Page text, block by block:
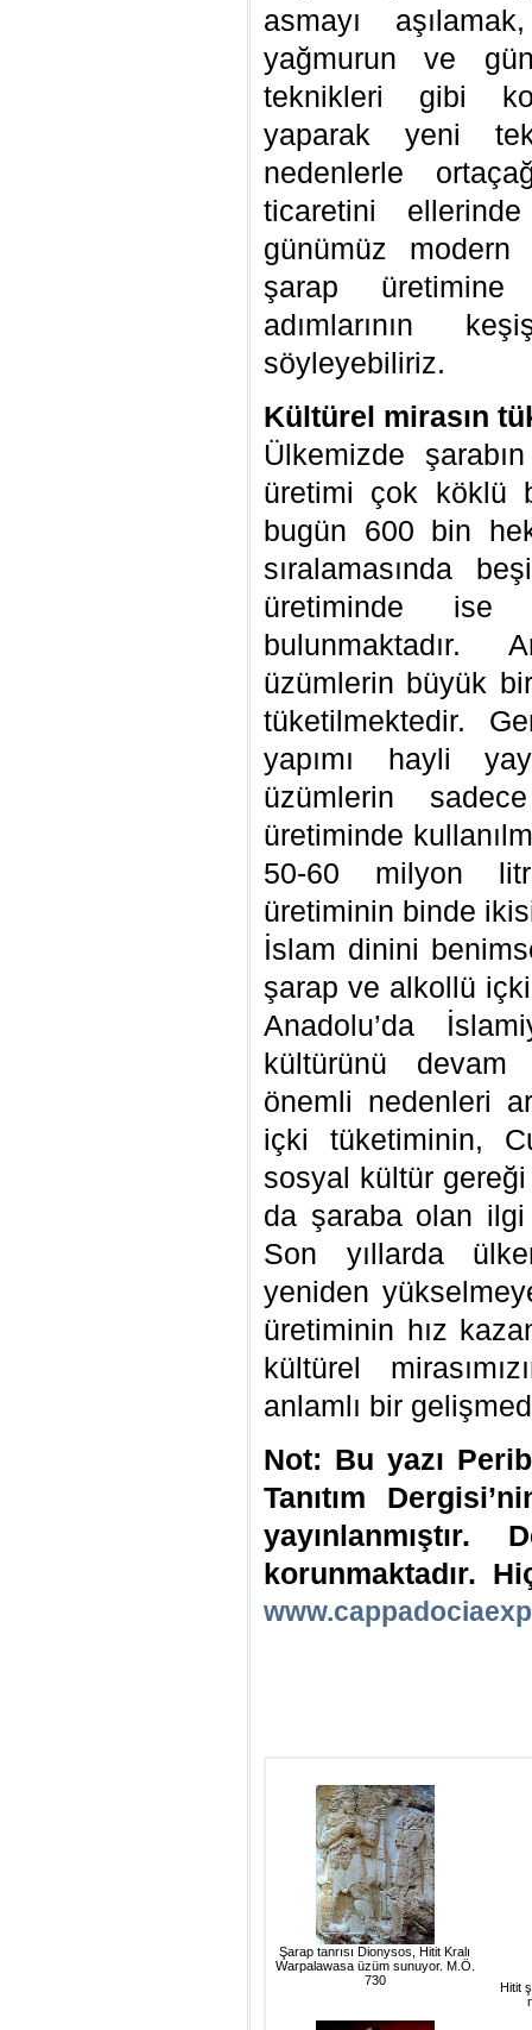
asmayı
yağmurun ve
teknikleri gibi
yaparak yeni
nedenlerle
ticaretini
günümüz
şarap üretimine
adımlarının
söyleyebiliriz.
Kültürel mirasın
Ülkemizde
üretimi çok köklü
bugün 600 bin
sıralamasında
üretiminde ise
bulunmaktadır.
üzümlerin büyük
tüketilmektedir.
yapımı hayli
üzümlerin
üretiminde
50-60 milyon
üretiminin binde
İslam dinini
şarap ve alkollü
Anadolu’da
kültürünü devam
önemli nedenleri
içki tüketiminin,
sosyal kültür
da şaraba olan ilgi
Son yıllarda
yeniden
üretiminin hız
kültürel
anlamlı bir
Not: Bu yazı
Tanıtım
korunmaktadır.
Şarap tanrısı Dionysos, Hitit Kralı
Warpalawasa üzüm sunuyor. M.Ö.
730
Hitit